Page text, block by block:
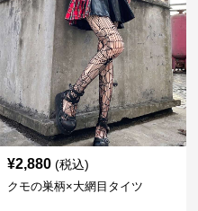
¥2,880 (税込)
クモの巣柄×大網目タイツ